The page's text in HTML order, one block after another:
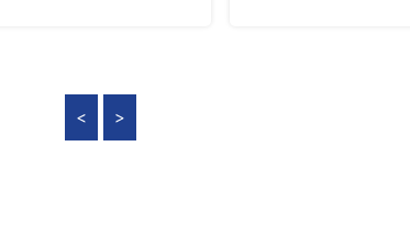
>
<